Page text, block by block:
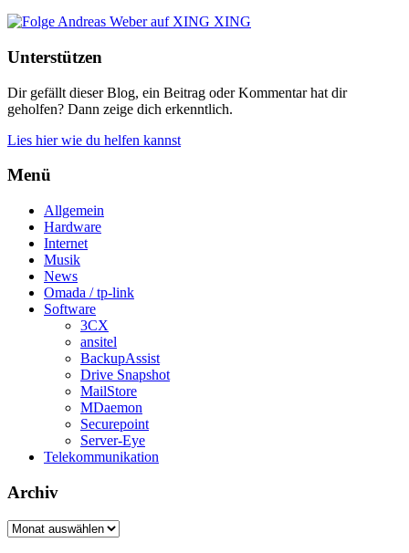
XING
Unterstützen
Dir gefällt dieser Blog, ein Beitrag oder Kommentar hat dir
geholfen? Dann zeige dich erkenntlich.
Lies hier wie du helfen kannst
Menü
Allgemein
Hardware
Internet
Musik
News
Omada / tp-link
Software
3CX
ansitel
BackupAssist
Drive Snapshot
MailStore
MDaemon
Securepoint
Server-Eye
Telekommunikation
Archiv
Archiv